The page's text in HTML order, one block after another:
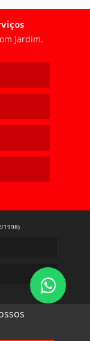
Jardim.
1998)